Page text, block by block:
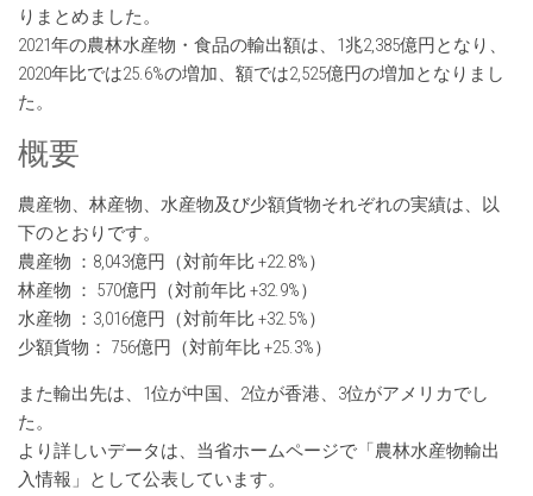
りまとめました。
2021年の農林水産物・食品の輸出額は、1兆2,385億円となり、
2020年比では25.6%の増加、額では2,525億円の増加となりまし
た。
概要
農産物、林産物、水産物及び少額貨物それぞれの実績は、以
下のとおりです。
農産物 ：8,043億円（対前年比 +22.8%）
林産物 ： 570億円（対前年比 +32.9%）
水産物 ：3,016億円（対前年比 +32.5%）
少額貨物： 756億円（対前年比 +25.3%）
また輸出先は、1位が中国、2位が香港、3位がアメリカでし
た。
より詳しいデータは、当省ホームページで「農林水産物輸出
入情報」として公表しています。